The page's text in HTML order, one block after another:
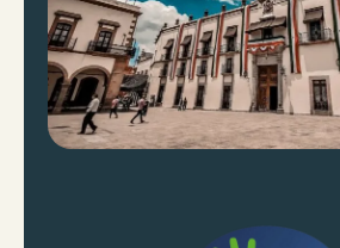
is
R
al
ly
e